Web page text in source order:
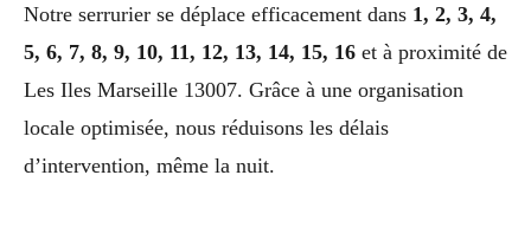
Notre serrurier se déplace efficacement dans 1, 2, 3, 4,
5, 6, 7, 8, 9, 10, 11, 12, 13, 14, 15, 16 et à proximité de
Les Iles Marseille 13007. Grâce à une organisation
locale optimisée, nous réduisons les délais
d’intervention, même la nuit.